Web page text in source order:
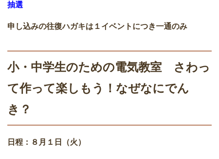
抽選
申し込みの往復ハガキは１イベントにつき一通のみ
小・中学生のための電気教室 さわっ
て作って楽しもう！なぜなにでん
き？
日程：８月１日（火）